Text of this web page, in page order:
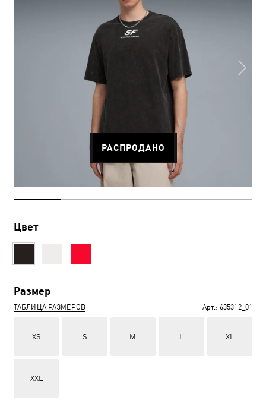
РАСПРОДАНО
Цвет
Размер
ТАБЛИЦА РАЗМЕРОВ Арт.: 635312_01
XS S M L XL
XXL